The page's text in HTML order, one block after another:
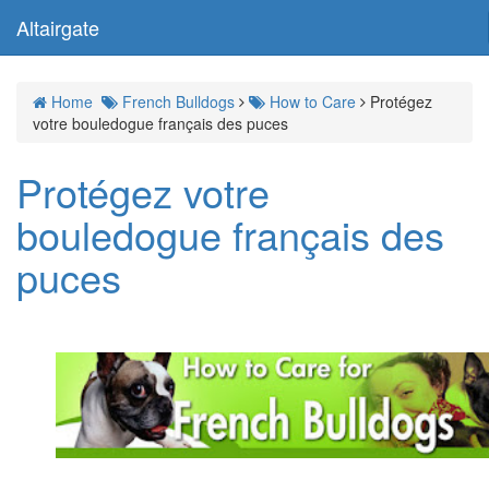
Altairgate
Home French Bulldogs How to Care
Protégez
votre bouledogue français des puces
Protégez votre
bouledogue français des
puces